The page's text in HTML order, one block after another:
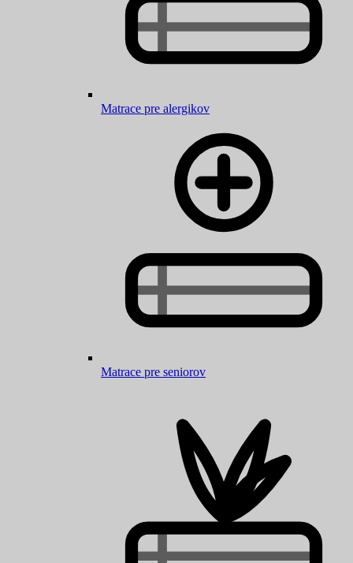
Matrace pre alergikov
Matrace pre seniorov